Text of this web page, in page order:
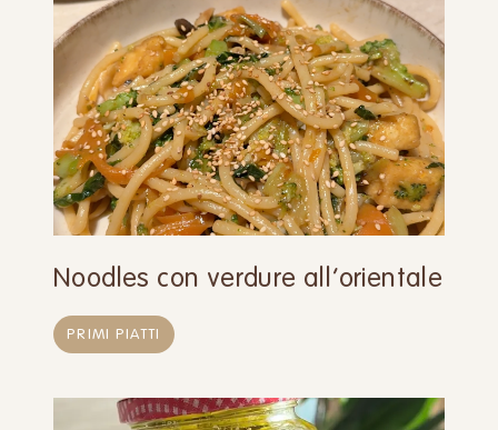
Noodles con verdure all’orientale
PRIMI PIATTI